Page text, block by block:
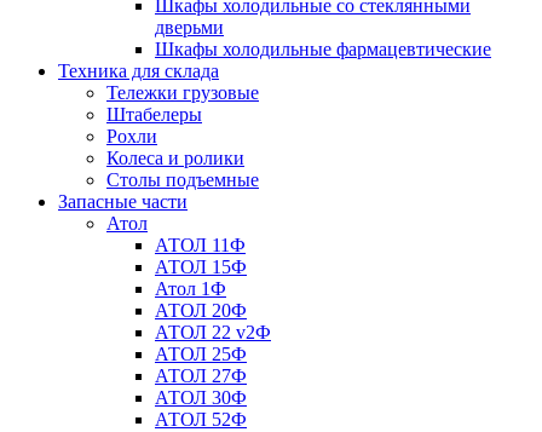
Шкафы холодильные со стеклянными
дверьми
Шкафы холодильные фармацевтические
Техника для склада
Тележки грузовые
Штабелеры
Рохли
Колеса и ролики
Столы подъемные
Запасные части
Атол
АТОЛ 11Ф
АТОЛ 15Ф
Атол 1Ф
АТОЛ 20Ф
АТОЛ 22 v2Ф
АТОЛ 25Ф
АТОЛ 27Ф
АТОЛ 30Ф
АТОЛ 52Ф